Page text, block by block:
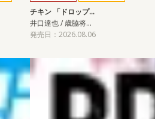
チキン 「ドロップ…
井口達也 / 歳脇将…
発売日：2026.08.06